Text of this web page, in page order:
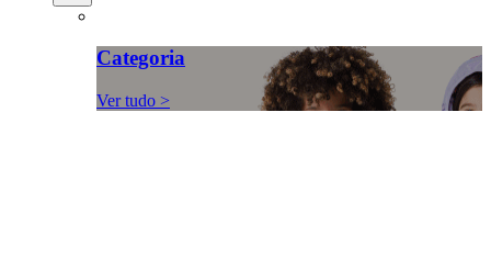
Categoria
Ver tudo >